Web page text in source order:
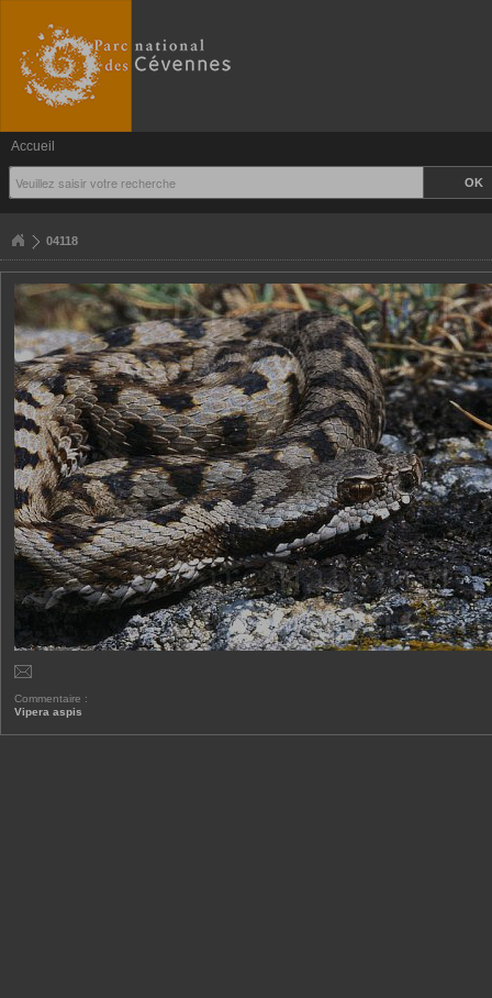
Accueil
04118
Commentaire :
Vipera aspis